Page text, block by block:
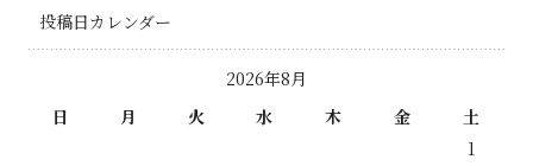
投稿日カレンダー
2026年8月
日
月 火 水 木 金 土
1